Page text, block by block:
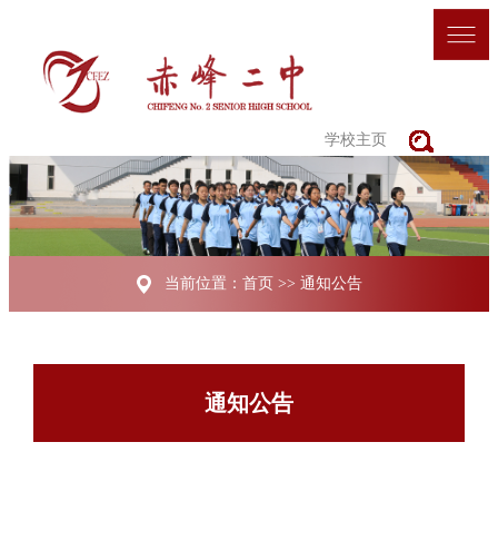
学校主页
当前位置： 首页 >> 通知公告
通知公告